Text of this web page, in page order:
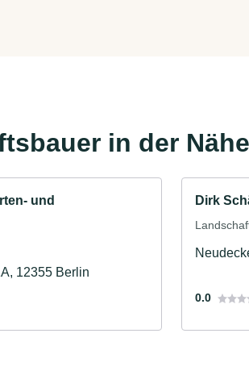
in der Nähe
und
12355 Berlin
Dirk
0.0